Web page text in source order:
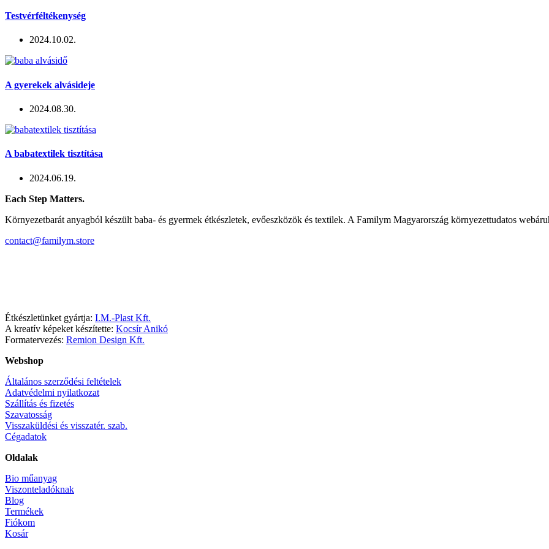
Testvérféltékenység
2024.10.02.
A gyerekek alvásideje
2024.08.30.
A babatextilek tisztítása
2024.06.19.
Each Step Matters.
Környezetbarát anyagból készült baba- és gyermek étkészletek, evőeszközök és textilek. A Familym Magyarország környezettudatos
contact@familym.store
Étkészletünket gyártja: I.M.-Plast Kft.
A kreatív képeket készítette: Kocsír Anikó
Formatervezés: Remion Design Kft.
Webshop
Általános szerződési feltételek
Adatvédelmi nyilatkozat
Szállítás és fizetés
Szavatosság
Visszaküldési és visszatér. szab.
Cégadatok
Oldalak
Bio műanyag
Viszonteladóknak
Blog
Termékek
Fiókom
Kosár